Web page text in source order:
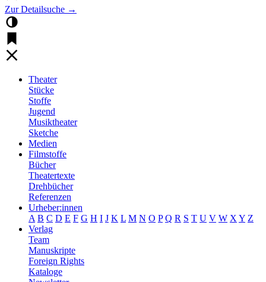
Zur Detailsuche →
Theater
Stücke
Stoffe
Jugend
Musiktheater
Sketche
Medien
Filmstoffe
Bücher
Theatertexte
Drehbücher
Referenzen
Urheber:innen
A B C D E F G H I J K L M N O P Q R S T U V W X Y Z
Verlag
Team
Manuskripte
Foreign Rights
Kataloge